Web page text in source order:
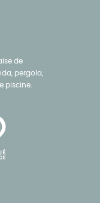
de
pergola,
piscine.